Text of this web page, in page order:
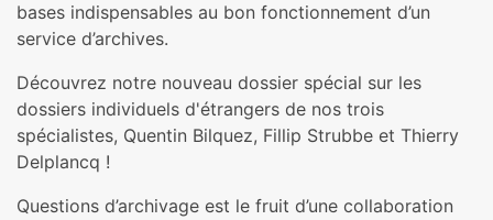
bases indispensables au bon fonctionnement d’un
service d’archives.
Découvrez notre nouveau dossier spécial sur les
dossiers individuels d'étrangers de nos trois
spécialistes, Quentin Bilquez, Fillip Strubbe et Thierry
Delplancq !
Questions d’archivage est le fruit d’une collaboration